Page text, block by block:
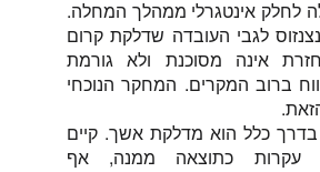
לחלק אינטגרלי ממהלך המחלה.
לגבי העובדה שדלקת קרום
אינה מסוכנת ולא גורמת
ברוב המקרים. המחקר הנוכחי
כלל הוא מדלקת אשך. קיים
עקרות כתוצאה ממנה, אף